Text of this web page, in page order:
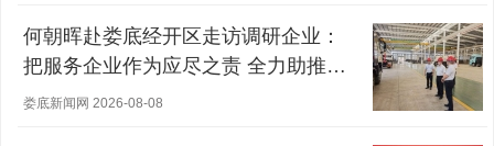
何朝晖赴娄底经开区走访调研企业：
把服务企业作为应尽之责 全力助推经
营主体稳健发展
娄底新闻网 2026-08-08